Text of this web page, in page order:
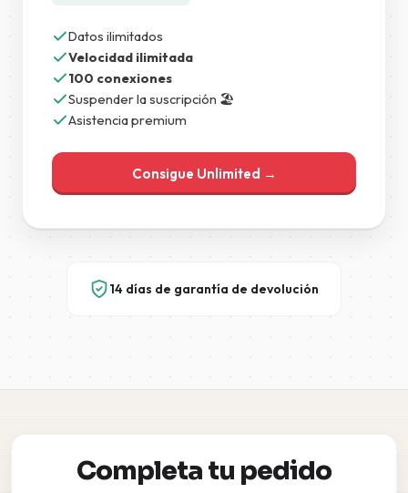
Datos ilimitados
Velocidad ilimitada
100 conexiones
Suspender la suscripción 🏖️
Asistencia premium
Consigue Unlimited →
14 días de garantía de devolución
Completa tu pedido